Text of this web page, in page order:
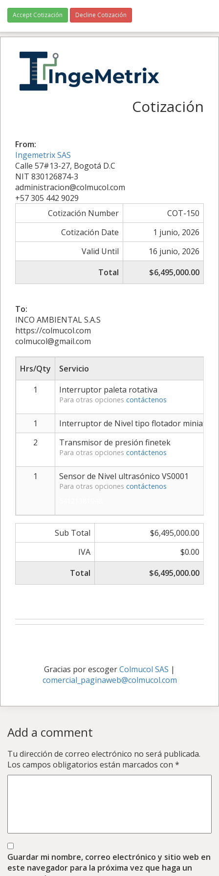
Accept Cotización Decline Cotización
Cotización
From:
Ingemetrix SAS
Calle 57#13-27, Bogotá D.C
NIT 830126874-3
administracion@colmucol.com
+57 305 442 9029
Cotización Number
COT-150
Cotización Date
1 junio, 2026
Valid Until
16 junio, 2026
Total
$6,495,000.00
To:
INCO AMBIENTAL S.A.S
https://colmucol.com
colmucol@gmail.com
Hrs/Qty
Servicio
1
Interruptor paleta rotativa
Para otras opciones contáctenos
1
Interruptor de Nivel tipo flotador
2
Transmisor de presión finetek
Para otras opciones contáctenos
1 Sensor de Nivel ultrasónico VS0001
Para otras opciones contáctenos
Sub Total
$6,495,000.00
IVA
$0.00
Total
$6,495,000.00
Gracias por escogerColmucol SAS |
comercial_paginaweb@colmucol.com
Add a comment
Tu dirección de correo electrónico no será publicada.
Los campos obligatorios están marcados con *
Guardar mi nombre, correo electrónico y sitio web en
este navegador para la próxima vez que haga un